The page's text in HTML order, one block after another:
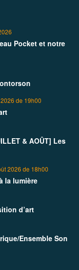
Pocket et notre
de 19h00
& AOÛT] Les
2026 de 18h00
la lumière
d’art
Ensemble Son